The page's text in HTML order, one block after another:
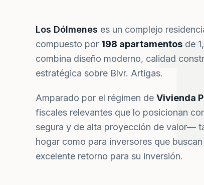
Los Dólmenes es un complejo
compuesto por 198 apartamentos de
combina diseño moderno, calidad
estratégica sobre Blvr. Artigas.
Amparado por el régimen de Vivienda
fiscales relevantes que lo posicionan
segura y de alta proyección de valor—
hogar como para inversores que
excelente retorno para su inversión.